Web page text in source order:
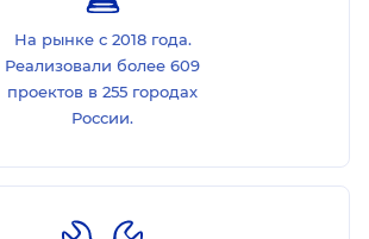
На рынке с 2018 года.
Реализовали более 609
проектов в 255 городах
России.